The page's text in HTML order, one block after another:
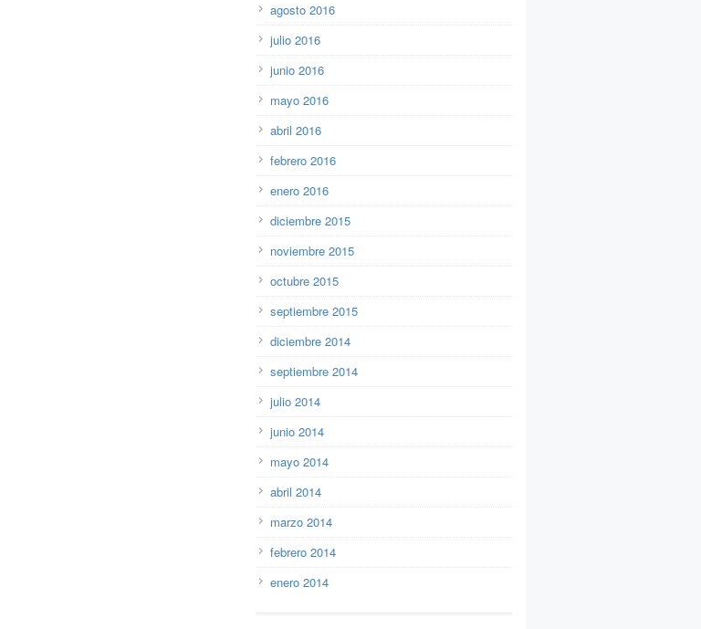
agosto 2016
julio 2016
junio 2016
mayo 2016
abril 2016
febrero 2016
enero 2016
diciembre 2015
noviembre 2015
octubre 2015
septiembre 2015
diciembre 2014
septiembre 2014
julio 2014
junio 2014
mayo 2014
abril 2014
marzo 2014
febrero 2014
enero 2014